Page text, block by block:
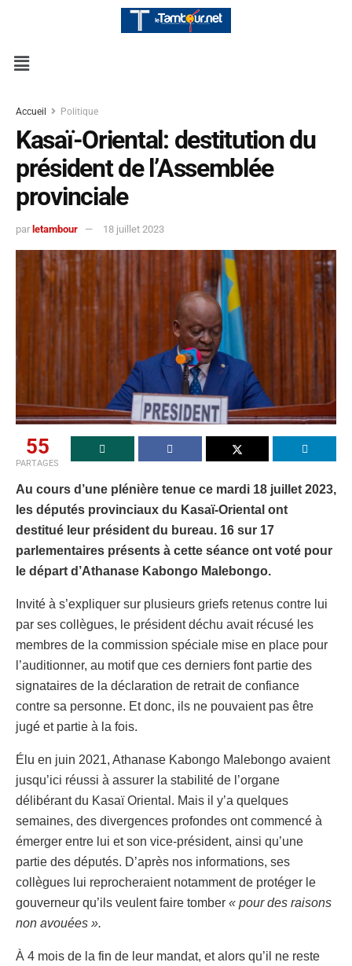
Accueil Politique
Kasaï-Oriental: destitution du
président de l’Assemblée
provinciale
par letambour 18 juillet 2023
55
PARTAGES
Au cours d’une plénière tenue ce mardi 18 juillet 2023,
les députés provinciaux du Kasaï-Oriental ont
destitué leur président du bureau. 16 sur 17
parlementaires présents à cette séance ont voté pour
le départ d’Athanase Kabongo Malebongo.
Invité à s’expliquer sur plusieurs griefs retenus contre lui
par ses collègues, le président déchu avait récusé les
membres de la commission spéciale mise en place pour
l’auditionner, au motif que ces derniers font partie des
signataires de la déclaration de retrait de confiance
contre sa personne. Et donc, ils ne pouvaient pas être
jugé et partie à la fois.
Élu en juin 2021, Athanase Kabongo Malebongo avaient
jusqu’ici réussi à assurer la stabilité de l’organe
délibérant du Kasaï Oriental. Mais il y’a quelques
semaines, des divergences profondes ont commencé à
émerger entre lui et son vice-président, ainsi qu’une
partie des députés. D’après nos informations, ses
collègues lui reprocheraient notamment de protéger le
gouverneur qu’ils veulent faire tomber « pour des raisons
non avouées ».
À 4 mois de la fin de leur mandat, et alors qu’il ne reste